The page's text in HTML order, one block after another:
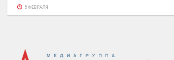
5 ФЕВРАЛЯ